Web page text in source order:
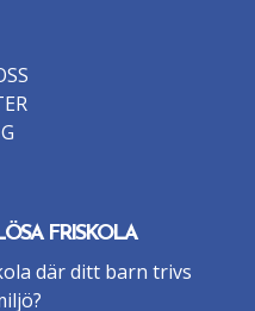
FRISKOLA
där ditt barn trivs